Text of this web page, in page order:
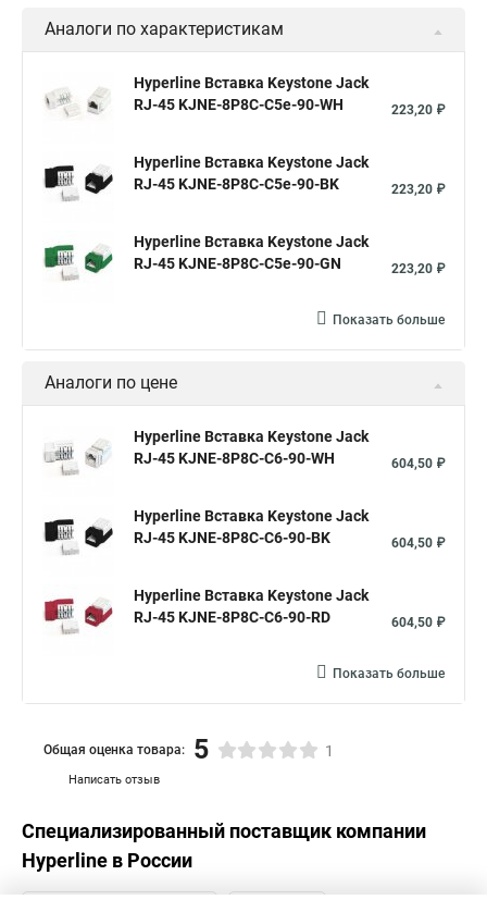
Аналоги по характеристикам
Hyperline Вставка Keystone Jack
RJ-45 KJNE-8P8C-C5e-90-WH
223,20 ₽
Hyperline Вставка Keystone Jack
RJ-45 KJNE-8P8C-C5e-90-BK
223,20 ₽
Hyperline Вставка Keystone Jack
RJ-45 KJNE-8P8C-C5e-90-GN
223,20 ₽
Показать больше
Аналоги по цене
Hyperline Вставка Keystone Jack
RJ-45 KJNE-8P8C-C6-90-WH
604,50 ₽
Hyperline Вставка Keystone Jack
RJ-45 KJNE-8P8C-C6-90-BK
604,50 ₽
Hyperline Вставка Keystone Jack
RJ-45 KJNE-8P8C-C6-90-RD
604,50 ₽
Показать больше
Написать отзыв
Общая оценка товара: 5 1
Специализированный поставщик компании
Hyperline в России